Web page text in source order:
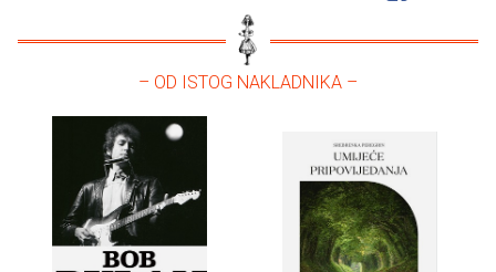
– OD ISTOG NAKLADNIKA –